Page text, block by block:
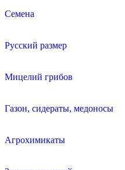
Семена
Русский размер
Мицелий грибов
Газон, сидераты, медоносы
Агрохимикаты